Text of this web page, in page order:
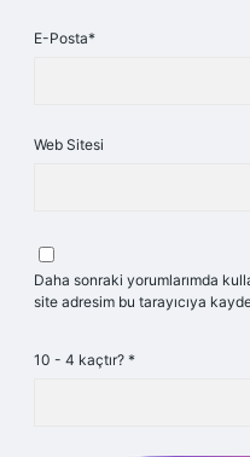
E-Posta*
Web Sitesi
Daha sonraki yorumlarımda
site adresim bu tarayıcıya
10 - 4 kaçtır? *